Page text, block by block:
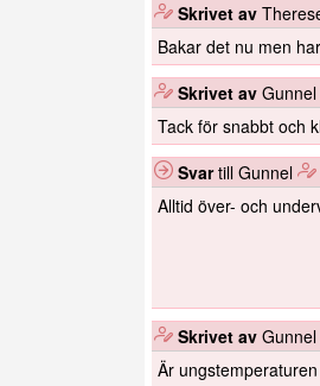
Skrivet av
Bakar det nu men
Skrivet av Gunnel
Tack för snabbt och
Svartill Gunnel
Alltid över- och
Skrivet av Gunnel
Är